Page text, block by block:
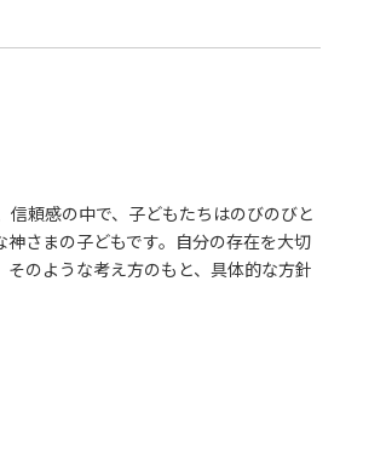
頼感の中で、子どもたちはのびのびと
さまの子どもです。自分の存在を大切
のような考え方のもと、具体的な方針